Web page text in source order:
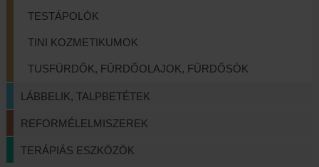
TESTÁPOLÓK
TINI KOZMETIKUMOK
TUSFÜRDŐK, FÜRDŐOLAJOK, FÜRDŐSÓK
LÁBBELIK, TALPBETÉTEK
REFORMÉLELMISZEREK
TERÁPIÁS ESZKÖZÖK